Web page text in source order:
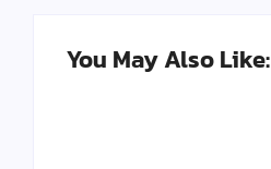
You May Also Like: